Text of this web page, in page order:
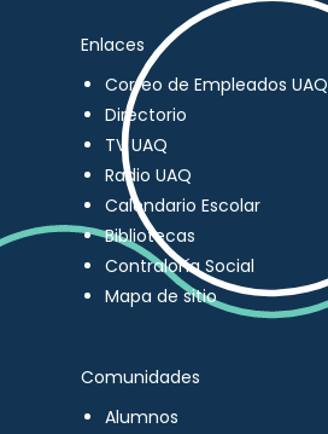
Enlaces
Correo de Empleados UAQ
Directorio
TV UAQ
Radio UAQ
Calendario Escolar
Bibliotecas
Contraloría Social
Mapa de sitio
Comunidades
Alumnos